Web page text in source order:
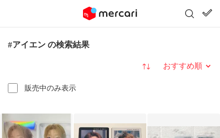
#アイエン の検索結果
販売中のみ表示
並び替え